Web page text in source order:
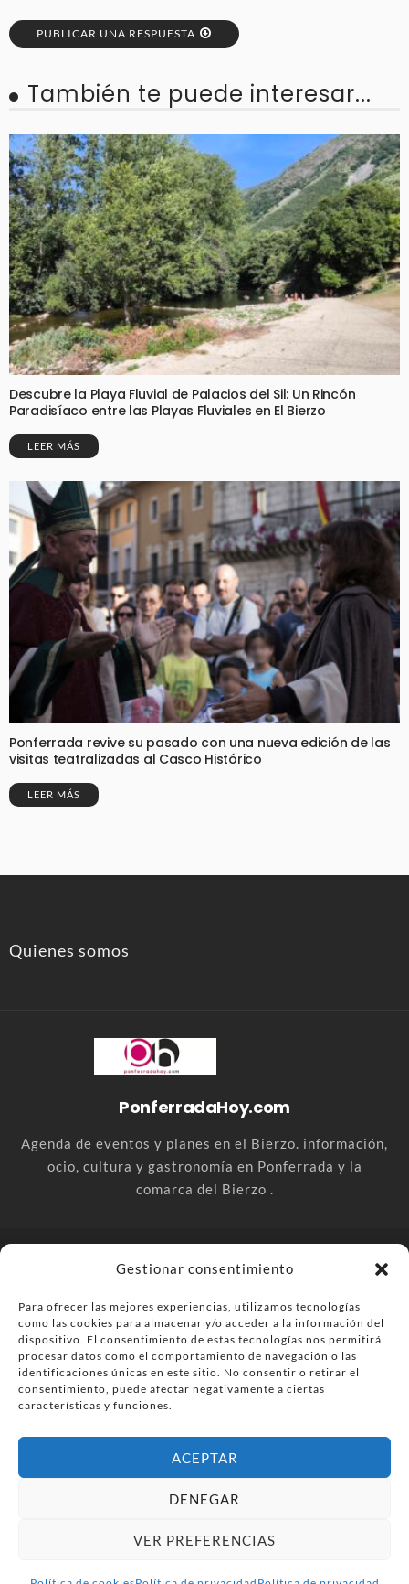
Gestionar consentimiento
Para ofrecer las mejores experiencias, utilizamos tecnologías
como las cookies para almacenar y/o acceder a la información del
dispositivo. El consentimiento de estas tecnologías nos permitirá
procesar datos como el comportamiento de navegación o las
identificaciones únicas en este sitio. No consentir o retirar el
consentimiento, puede afectar negativamente a ciertas
características y funciones.
ACEPTAR
DENEGAR
VER PREFERENCIAS
PUBLICAR UNA RESPUESTA
También te puede interesar...
Descubre la Playa Fluvial de Palacios del Sil: Un Rincón
Paradisíaco entre las Playas Fluviales en El Bierzo
LEER MÁS
Ponferrada revive su pasado con una nueva edición de las
visitas teatralizadas al Casco Histórico
LEER MÁS
Quienes somos
PonferradaHoy.com
Agenda de eventos y planes en el Bierzo. información,
ocio, cultura y gastronomía en Ponferrada y la
comarca del Bierzo .
comarca del Bierzo
Anúnciate
Más información sobre las cookies
Envía tu negocio
Contacta Política de privacidad